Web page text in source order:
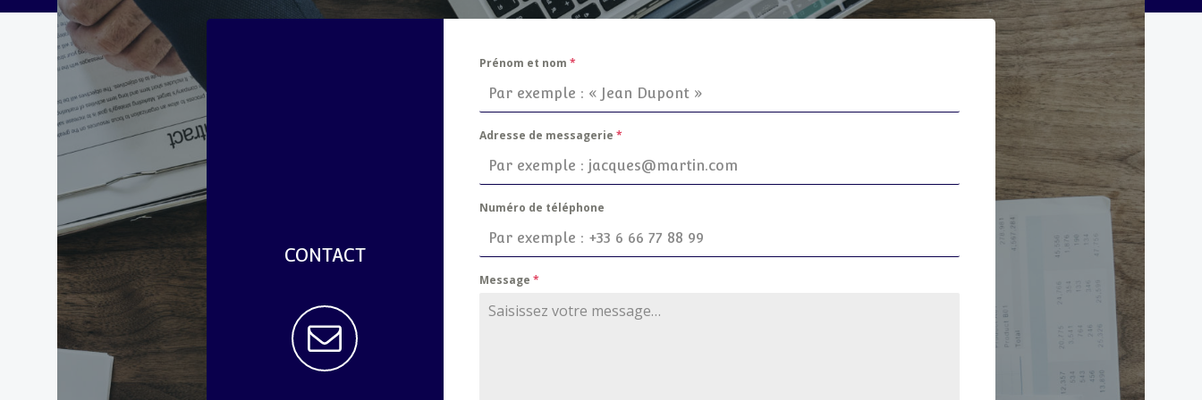
CONTACT
Prénom et nom *
Adresse de messagerie *
Numéro de téléphone
Message *